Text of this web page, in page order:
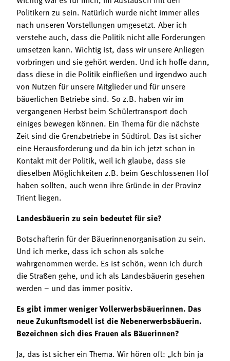
Politikern zu sein. Natürlich wurde nicht immer alles
nach unseren Vorstellungen umgesetzt. Aber ich
verstehe auch, dass die Politik nicht alle Forderungen
umsetzen kann. Wichtig ist, dass wir unsere Anliegen
vorbringen und sie gehört werden. Und ich hoffe dann,
dass diese in die Politik einfließen und irgendwo auch
von Nutzen für unsere Mitglieder und für unsere
bäuerlichen Betriebe sind. So z.B. haben wir im
vergangenen Herbst beim Schülertransport doch
einiges bewegen können. Ein Thema für die nächste
Zeit sind die Grenzbetriebe in Südtirol. Das ist sicher
eine Herausforderung und da bin ich jetzt schon in
Kontakt mit der Politik, weil ich glaube, dass sie
dieselben Möglichkeiten z.B. beim Geschlossenen Hof
haben sollten, auch wenn ihre Gründe in der Provinz
Trient liegen.
Landesbäuerin zu sein bedeutet für sie?
Botschafterin für der Bäuerinnenorganisation zu sein.
Und ich merke, dass ich schon als solche
wahrgenommen werde. Es ist schön, wenn ich durch
die Straßen gehe, und ich als Landesbäuerin gesehen
werden – und das immer positiv.
Es gibt immer weniger Vollerwerbsbäuerinnen. Das
neue Zukunftsmodell ist die Nebenerwerbsbäuerin.
Bezeichnen sich dies Frauen als Bäuerinnen?
Ja, das ist sicher ein Thema. Wir hören oft: „Ich bin ja